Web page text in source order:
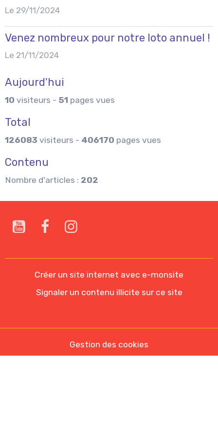
Le 29/11/2024
Venez nombreux pour notre loto annuel !
Le 21/11/2024
Aujourd'hui
10 visiteurs - 51 pages vues
Total
126083 visiteurs - 406170 pages vues
Contenu
Nombre d'articles : 202
Créer un site internet avec e-monsite
Signaler un contenu illicite sur ce site
Gestion des cookies